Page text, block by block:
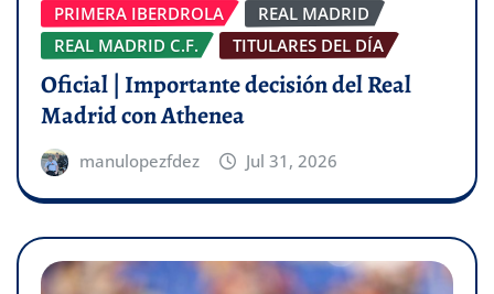
PRIMERA IBERDROLA
REAL MADRID
REAL MADRID C.F.
TITULARES DEL DÍA
Oficial | Importante decisión del Real
Madrid con Athenea
manulopezfdez Jul 31, 2026